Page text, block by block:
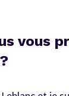
vous